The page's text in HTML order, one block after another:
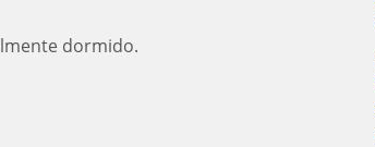
dormido.